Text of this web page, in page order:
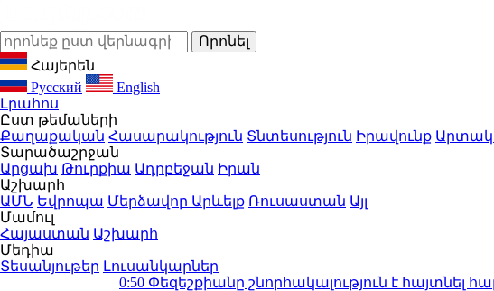
Հայերեն
Русский
English
Լրահոս
Ըստ թեմաների
Քաղաքական Հասարակություն Տնտեսություն Իրավունք
Տարածաշրջան
Արցախ Թուրքիա Ադրբեջան Իրան
Աշխարհ
ԱՄՆ Եվրոպա Մերձավոր Արևելք Ռուսաստան Այլ
Մամուլ
Հայաստան Աշխարհ
Մեդիա
Տեսանյութեր Լուսանկարներ
Փեզեշքիանը շնորհակալություն է հայտնել հարևան